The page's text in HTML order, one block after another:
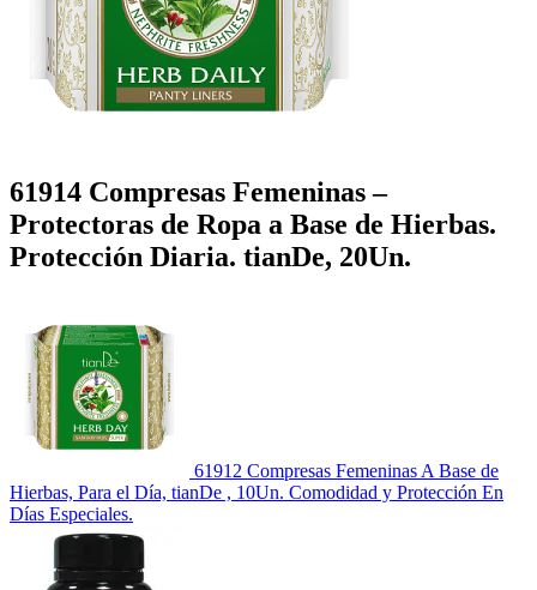
61914 Compresas Femeninas –
Protectoras de Ropa a Base de Hierbas.
Protección Diaria. tianDe, 20Un.
61912 Compresas Femeninas A Base de
Hierbas, Para el Día, tianDe , 10Un. Comodidad y Protección En
Días Especiales.